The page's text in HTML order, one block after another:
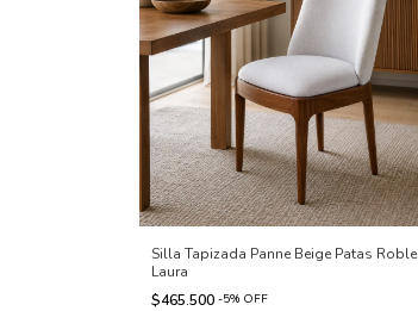
Silla Tapizada Panne Beige Patas Roble
Laura
$465.500 -5% OFF